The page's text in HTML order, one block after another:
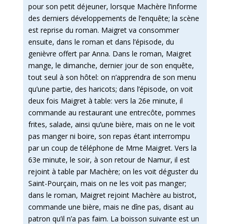
pour son petit déjeuner, lorsque Machère l’informe
des derniers développements de l’enquête; la scène
est reprise du roman. Maigret va consommer
ensuite, dans le roman et dans l’épisode, du
genièvre offert par Anna. Dans le roman, Maigret
mange, le dimanche, dernier jour de son enquête,
tout seul à son hôtel: on n’apprendra de son menu
qu’une partie, des haricots; dans l’épisode, on voit
deux fois Maigret à table: vers la 26e minute, il
commande au restaurant une entrecôte, pommes
frites, salade, ainsi qu’une bière, mais on ne le voit
pas manger ni boire, son repas étant interrompu
par un coup de téléphone de Mme Maigret. Vers la
63e minute, le soir, à son retour de Namur, il est
rejoint à table par Machère; on les voit déguster du
Saint-Pourçain, mais on ne les voit pas manger;
dans le roman, Maigret rejoint Machère au bistrot,
commande une bière, mais ne dîne pas, disant au
patron qu’il n’a pas faim. La boisson suivante est un